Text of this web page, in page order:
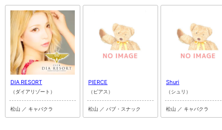
DIA RESORT
（ダイアリゾート）
松山 ／ キャバクラ
PIERCE
（ピアス）
松山 ／ パブ・スナック
Shuri
（シュリ）
松山 ／ キャバクラ